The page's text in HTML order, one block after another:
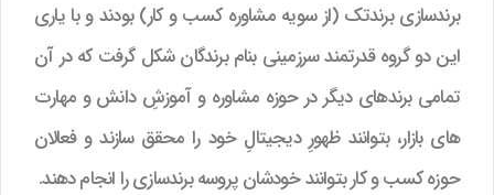
برندسازی برندتک (از سویه مشاوره کسب و کار) بودند و با یاری
این دو گروه قدرتمند سرزمینی بنام برندگان شکل گرفت که در آن
تمامی برندهای دیگر در حوزه مشاوره و آموزشِ دانش و مهارت
های بازار، بتوانند ظهورِ دیجیتالِ خود را محقق سازند و فعالان
حوزه کسب و کار بتوانند خودشان پروسه برندسازی را انجام دهند.